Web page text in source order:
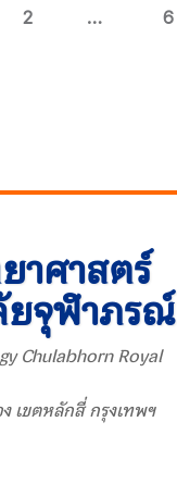
2 … 6
าศาสตร์
ยจุฬาภรณ์
Chulabhorn Royal
เขตหลักสี่ กรุงเทพฯ